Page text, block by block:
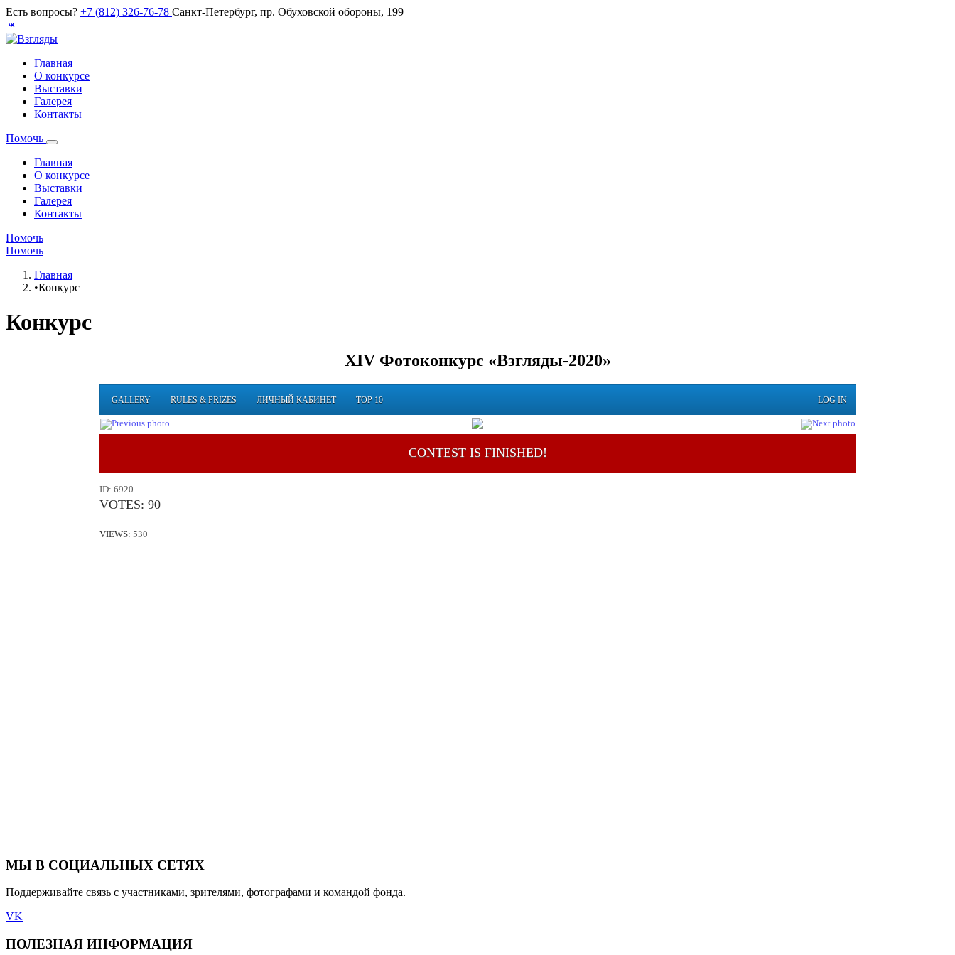
Есть вопросы? +7 (812) 326-76-78 Санкт-Петербург, пр. Обуховской обороны, 199
Главная
О конкурсе
Выставки
Галерея
Контакты
Помочь
Главная
О конкурсе
Выставки
Галерея
Контакты
Помочь
Помочь
Главная
•Конкурс
Конкурс
XIV Фотоконкурс «Взгляды-2020»
GALLERY RULES & PRIZES ЛИЧНЫЙ КАБИНЕТ TOP 10 LOG IN
CONTEST IS FINISHED!
ID: 6920
VOTES: 90
VIEWS: 530
МЫ В СОЦИАЛЬНЫХ СЕТЯХ
Поддерживайте связь с участниками, зрителями, фотографами и командой фонда.
VK
ПОЛЕЗНАЯ ИНФОРМАЦИЯ